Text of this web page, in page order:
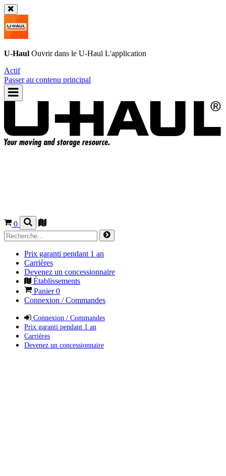
U-Haul Ouvrir dans le U-Haul L'application
Actif
Passer au contenu principal
0
Prix garanti pendant 1 an
Carrières
Devenez un concessionnaire
Établissements
Panier0
Connexion / Commandes
Connexion / Commandes
Prix garanti pendant 1 an
Carrières
Devenez un concessionnaire